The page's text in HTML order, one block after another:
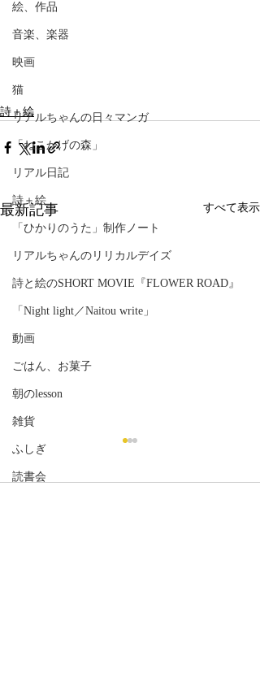
絵、作品
音楽、楽器
映画
猫
リアルちゃんの日々マンガ
「ねこかげの森」
リアル日記
詩＋絵
「ひかりのうた」制作ノート
リアルちゃんのリリカルデイズ
詩と絵のSHORT MOVIE『FLOWER ROAD』
「Night light／Naitou write」
動画
ごはん、お菓子
朝のlesson
雑貨
ふしぎ
読書会
詩＋絵
最新記事 すべて表示